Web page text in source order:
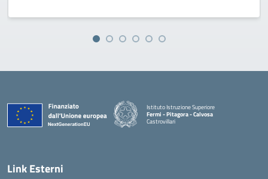
Istituto Istruzione Superiore
Fermi - Pitagora - Calvosa
Castrovillari
Link Esterni